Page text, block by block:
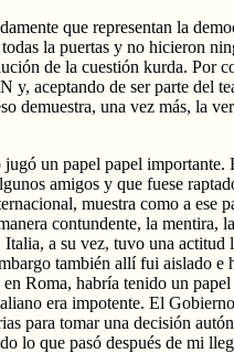
que representan la
la puertas y no hicieron
de la cuestión kurda. Por
y, aceptando de ser parte del
demuestra, una vez más, la
un papel papel importante.
amigos y que fuese
muestra como a ese
contundente, la mentira,
a su vez, tuvo una actitud
también allí fui aislado e
Roma, habría tenido un
era impotente. El
para tomar una decisión
lo que pasó después de mi